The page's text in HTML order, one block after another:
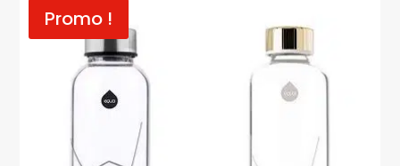
Promo !